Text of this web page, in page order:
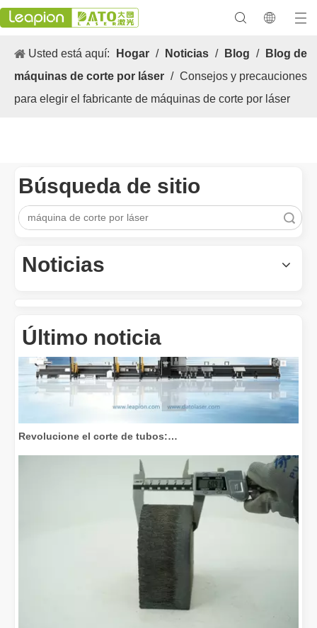
Usted está aquí: Hogar / Noticias / Blog /
Blog de
máquinas de corte por láser / Consejos y precauciones
para elegir el fabricante de máquinas de corte por láser
Búsqueda de sitio
Noticias
Último noticia
Revolucione el corte de tubos: cómo las máquinas cortadoras de tubos por láser transforman la fabricación